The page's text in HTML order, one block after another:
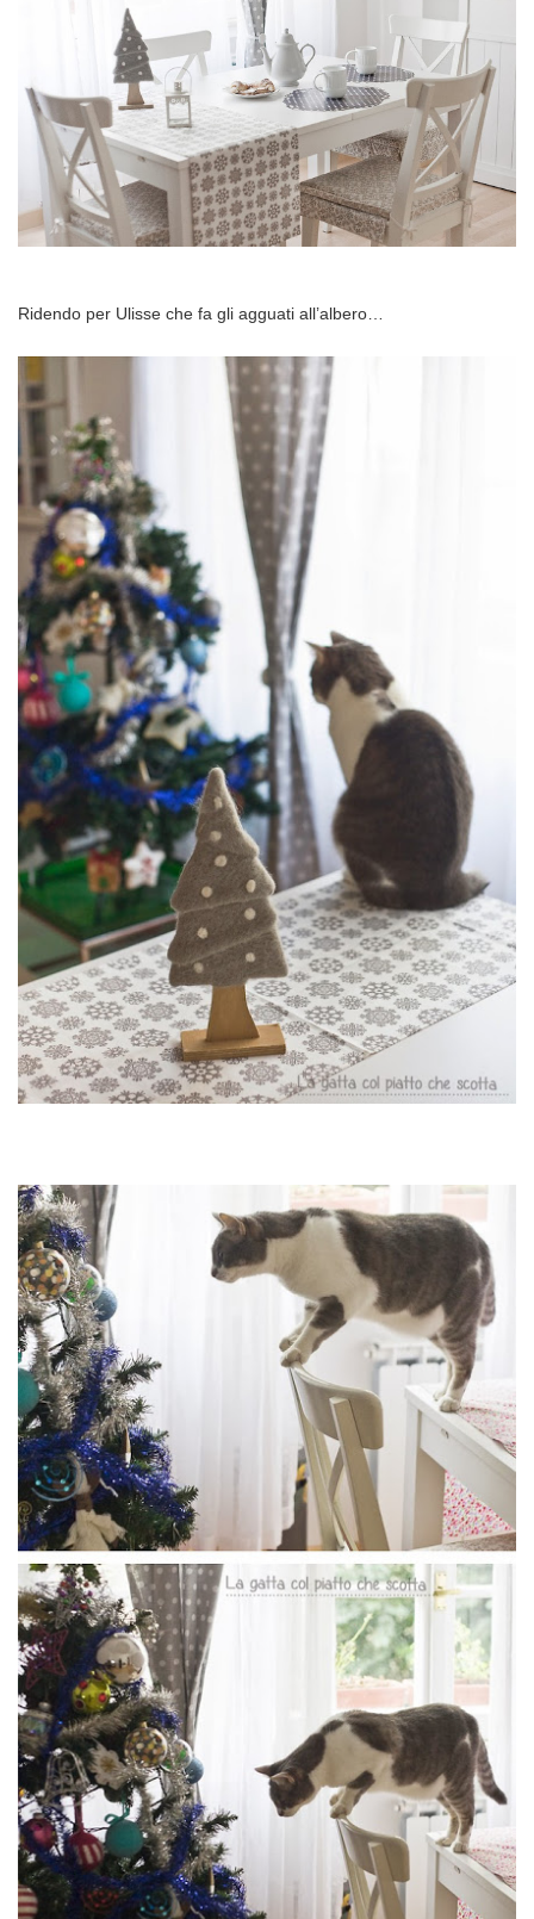
Ridendo per Ulisse che fa gli agguati all’albero…